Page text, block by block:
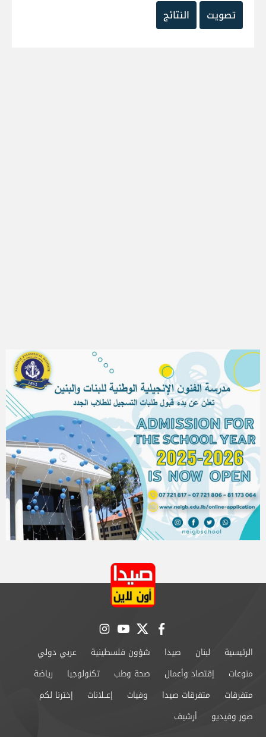
تصويت
النتائج
facebook
twitter
youtube
instagram
الرئيسية لبنان صيدا شؤون فلسطينية
عربي دولي
منوعات
إقتصاد وأعمال صحة وطب تكنولوجيا
رياضة
متفرقات
متفرقات صيدا وفيات إعــلانات
إخترنا لكم
صور وفيديو
أرشيف